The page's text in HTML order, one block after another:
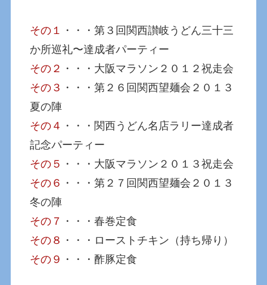
その１ ・・・第３回関西讃岐うどん三十三
か所巡礼〜達成者パーティー
その２ ・・・大阪マラソン２０１２祝走会
その３ ・・・第２６回関西望麺会２０１３
夏の陣
その４ ・・・関西うどん名店ラリー達成者
記念パーティー
その５ ・・・大阪マラソン２０１３祝走会
その６ ・・・第２７回関西望麺会２０１３
冬の陣
その７ ・・・春巻定食
その８ ・・・ローストチキン（持ち帰り）
その９ ・・・酢豚定食